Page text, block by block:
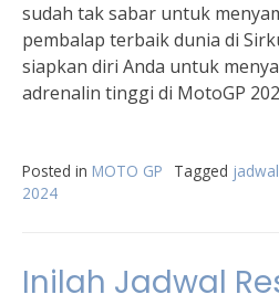
sudah tak sabar untuk
pembalap terbaik dunia di
siapkan diri Anda untuk
adrenalin tinggi di MotoGP
Posted in MOTO GP Tagged
2024
Inilah Jadwal